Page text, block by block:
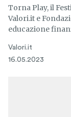
Torna Play, il
Valori.it e
educazione
Valori.it
16.05.2023